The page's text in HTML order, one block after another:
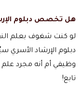
هل تخصص دبلوم
لو كنت شغوف بعلم
دبلوم الإرشاد
وظيفي أم أنه مجرد
تابع!